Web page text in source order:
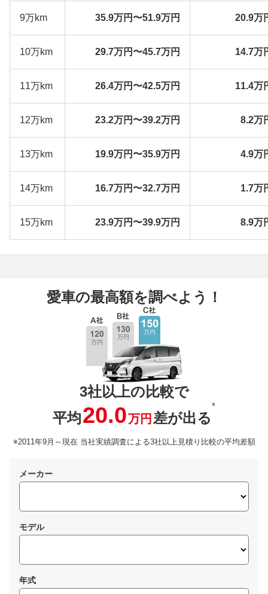
9万km 35.9万円〜51.9万円 20.9万
10万km 29.7万円〜45.7万円 14.7万
11万km 26.4万円〜42.5万円 11.4万
12万km 23.2万円〜39.2万円 8.2万
13万km 19.9万円〜35.9万円 4.9万
14万km 16.7万円〜32.7万円 1.7万
15万km 23.9万円〜39.9万円 8.9万
愛車の最高額を調べよう！
3社以上の比較で
平均20.0万円 差が出る
※
※2011年9月～現在 当社実績調査による3社以上見積り比較の平均差額
メーカー
モデル
年式